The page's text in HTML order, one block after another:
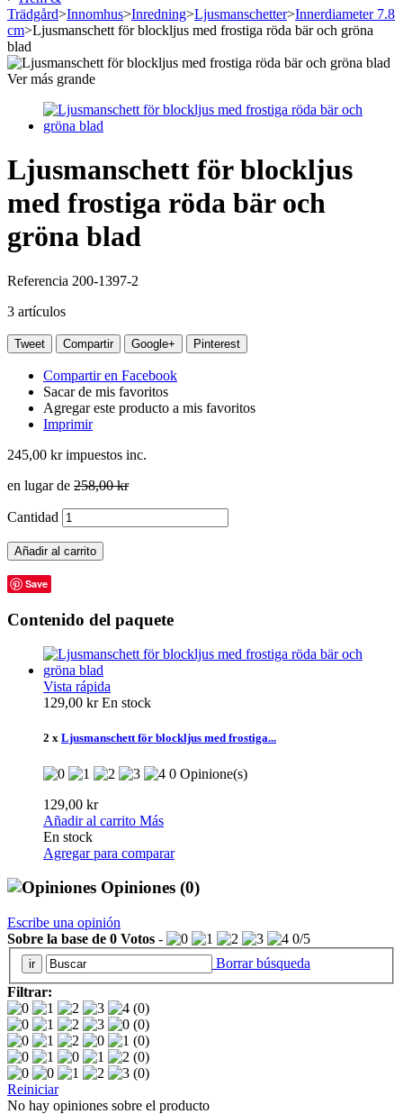
Trädgård>Innomhus>Inredning>Ljusmanschetter>Innerdiameter 7.8
cm>Ljusmanschett för blockljus med frostiga röda bär och gröna
blad
Ver más grande
Ljusmanschett för blockljus
med frostiga röda bär och
gröna blad
Referencia 200-1397-2
3 artículos
Tweet Compartir Google+ Pinterest
Compartir en Facebook
Sacar de mis favoritos
Agregar este producto a mis favoritos
Imprimir
245,00 krimpuestos inc.
en lugar de 258,00 kr
Cantidad
Añadir al carrito
Save
Contenido del paquete
Vista rápida
129,00 krEn stock
2 x Ljusmanschett för blockljus med frostiga...
0 Opinione(s)
129,00 kr
Añadir al carrito Más
En stock
Agregar para comparar
Opiniones (0)
Escribe una opinión
Sobre la base de 0 Votos - 0/5
Borrar búsqueda
Filtrar:
(0)
(0)
(0)
(0)
(0)
Reiniciar
No hay opiniones sobre el producto